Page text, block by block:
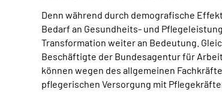
Denn während durch demografische
Bedarf an Gesundheits- und
Transformation weiter an Bedeutung.
Beschäftigte der Bundesagentur für
können wegen des allgemeinen
pflegerischen Versorgung mit